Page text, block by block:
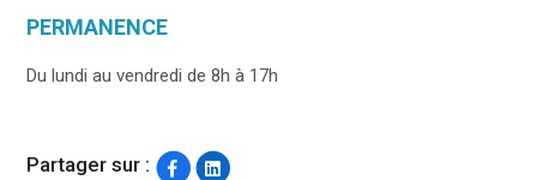
PERMANENCE
Du lundi au vendredi de 8h à 17h
Partager sur :